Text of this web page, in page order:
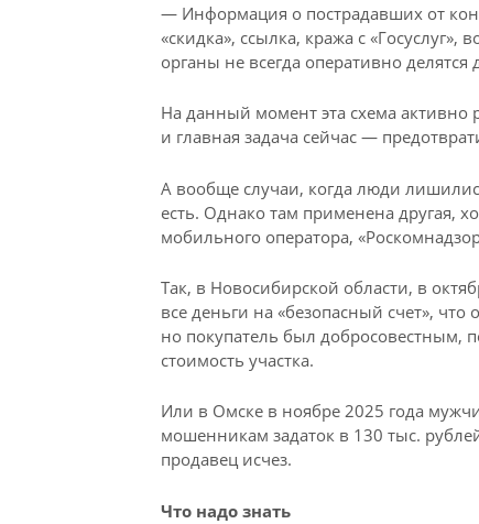
— Информация о пострадавших от
«скидка», ссылка, кража с
органы не всегда оперативно
На данный момент эта схема активно
и главная задача сейчас —
А вообще случаи, когда люди
есть. Однако там применена другая,
мобильного оператора,
Так, в Новосибирской области, в
все деньги на «безопасный счет»,
но покупатель был добросовестным,
стоимость участка.
Или в Омске в ноябре 2025 года
мошенникам задаток в 130 тыс.
продавец исчез.
Что надо знать